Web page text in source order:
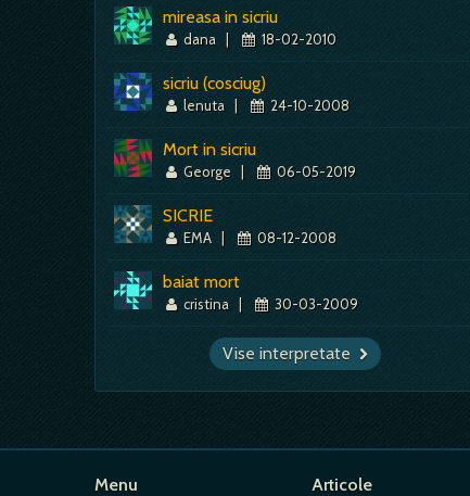
mireasa in sicriu
dana | 18-02-2010
sicriu (cosciug)
lenuta | 24-10-2008
Mort in sicriu
George | 06-05-2019
SICRIE
EMA | 08-12-2008
baiat mort
cristina | 30-03-2009
Vise interpretate
Menu Articole